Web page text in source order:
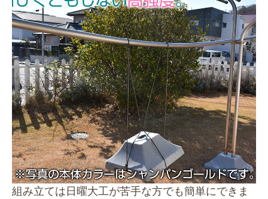
組み立ては日曜大工が苦手な方でも簡単にできま